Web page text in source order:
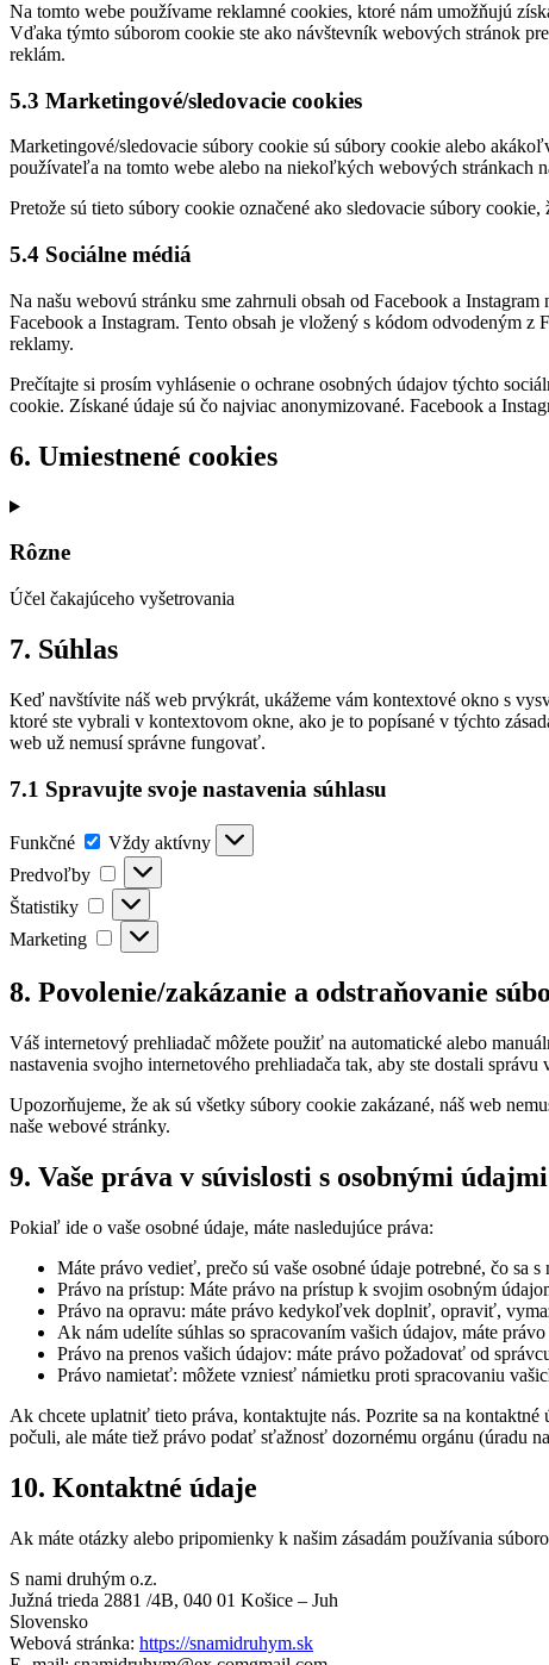
Na tomto webe používame reklamné cookies, ktoré nám umožňujú
Vďaka týmto súborom cookie ste ako návštevník webových stránok
reklám.
5.3 Marketingové/sledovacie cookies
Marketingové/sledovacie súbory cookie sú súbory cookie alebo
používateľa na tomto webe alebo na niekoľkých webových stránkach
Pretože sú tieto súbory cookie označené ako sledovacie súbory
5.4 Sociálne médiá
Na našu webovú stránku sme zahrnuli obsah od Facebook a
Facebook a Instagram. Tento obsah je vložený s kódom odvodeným
reklamy.
Prečítajte si prosím vyhlásenie o ochrane osobných údajov týchto
cookie. Získané údaje sú čo najviac anonymizované. Facebook a
6. Umiestnené cookies
Rôzne
Účel čakajúceho vyšetrovania
Consent
to
rôzne
7. Súhlas
Keď navštívite náš web prvýkrát, ukážeme vám kontextové okno s
ktoré ste vybrali v kontextovom okne, ako je to popísané v týchto
web už nemusí správne fungovať.
7.1 Spravujte svoje nastavenia súhlasu
Funkčné Funkčné
Vždy aktívny
Predvoľby
Predvoľby
Štatistiky Štatistiky
Marketing Marketing
8. Povolenie/zakázanie a odstraňovanie
Váš internetový prehliadač môžete použiť na automatické alebo
nastavenia svojho internetového prehliadača tak, aby ste dostali
Upozorňujeme, že ak sú všetky súbory cookie zakázané, náš web
naše webové stránky.
9. Vaše práva v súvislosti s osobnými údajmi
Pokiaľ ide o vaše osobné údaje, máte nasledujúce práva:
Máte právo vedieť, prečo sú vaše osobné údaje potrebné, čo sa
Právo na prístup: Máte právo na prístup k svojim osobným
Právo na opravu: máte právo kedykoľvek doplniť, opraviť,
Ak nám udelíte súhlas so spracovaním vašich údajov, máte
Právo na prenos vašich údajov: máte právo požadovať od
Právo namietať: môžete vzniesť námietku proti spracovaniu
Ak chcete uplatniť tieto práva, kontaktujte nás. Pozrite sa na
počuli, ale máte tiež právo podať sťažnosť dozornému orgánu (úradu
10. Kontaktné údaje
Ak máte otázky alebo pripomienky k našim zásadám používania
S nami druhým o.z.
Južná trieda 2881 /4B, 040 01 Košice – Juh
Slovensko
Webová stránka: https://snamidruhym.sk